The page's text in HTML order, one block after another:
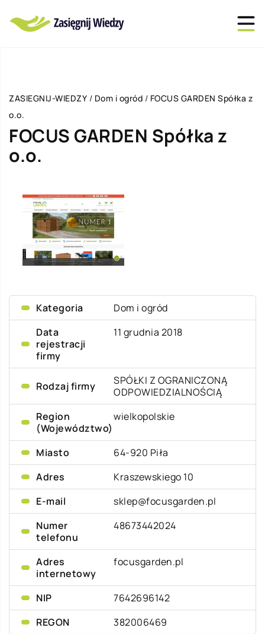
ZASIEGNIJ-WIEDZY / Dom i ogród / FOCUS GARDEN Spółka z
o.o.
FOCUS GARDEN Spółka z
o.o.
Kategoria
Dom i ogród
Data
rejestracji
firmy
11 grudnia 2018
Rodzaj firmy
SPÓŁKI Z OGRANICZONĄ
ODPOWIEDZIALNOŚCIĄ
Region
(Województwo)
wielkopolskie
Miasto
64-920 Piła
Adres
Kraszewskiego 10
E-mail
sklep@focusgarden.pl
Numer
telefonu
48673442024
Adres
internetowy
focusgarden.pl
NIP
7642696142
REGON
382006469